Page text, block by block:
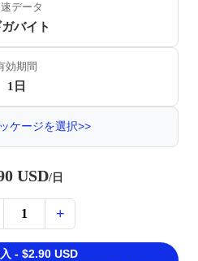
データ
バイト
効期間
1日
ケージを選択>>
USD/日
1 +
- $2.90 USD